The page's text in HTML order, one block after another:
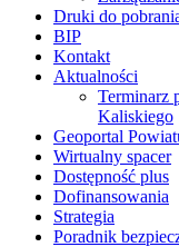
Druki do
BIP
Kontakt
Aktualności
Terminarz
Kaliskiego
Geoportal
Wirtualny spacer
Dostępność plus
Dofinansowania
Strategia
Poradnik